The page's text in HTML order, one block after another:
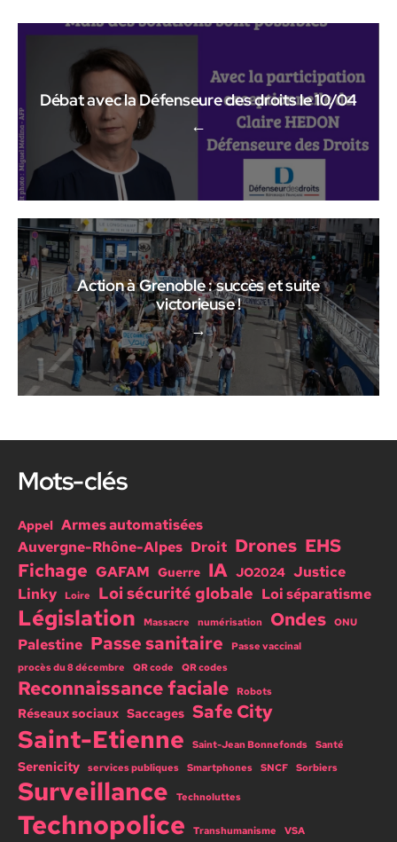
←
Débat avec la Défenseure des droits le 10/04
→
Action à Grenoble : succès et suite
victorieuse !
Mots-clés
Appel Armes automatisées
Auvergne-Rhône-Alpes Droit Drones EHS
Fichage GAFAM Guerre IA JO2024 Justice
Linky
Loire Loi sécurité globale Loi séparatisme
Législation Massacre numérisation Ondes ONU
Palestine Passe sanitaire
Passe vaccinal
procès du 8 décembre
QR code QR codes
Reconnaissance faciale Robots
Réseaux sociaux Saccages Safe City
Saint-Etienne Saint-Jean Bonnefonds Santé
Serenicity services publiques Smartphones SNCF Sorbiers
Surveillance Technoluttes
Technopolice Transhumanisme VSA